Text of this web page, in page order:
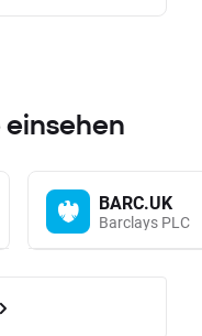
einsehen
BARC.UK
Barclays PLC